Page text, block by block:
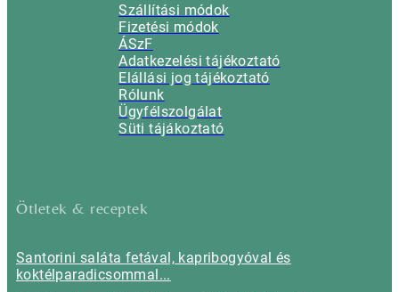
Szállítási módok
Fizetési módok
ÁSzF
Adatkezelési tájékoztató
Elállási jog tájékoztató
Rólunk
Ügyfélszolgálat
Süti tájákoztató
Ötletek & receptek
Santorini saláta fetával, kapribogyóval és
koktélparadicsommal...